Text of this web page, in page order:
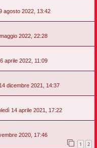
agosto 2022, 13:42
2022, 22:28
aprile 2022, 11:09
dicembre 2021, 14:37
14 aprile 2021, 17:22
2020, 17:46
1 2